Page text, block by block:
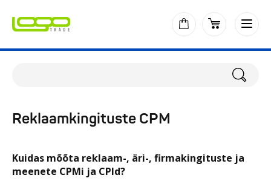
Reklaamkingituste CPM
Kuidas mõõta reklaam-, äri-, firmakingituste ja
meenete CPMi ja CPId?